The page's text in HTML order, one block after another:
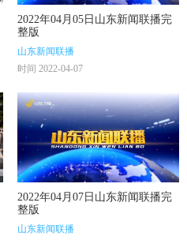
2022年04月05日山东新闻联播完
整版
山东新闻联播
时间 2022-04-07
2022年04月07日山东新闻联播完
整版
山东新闻联播